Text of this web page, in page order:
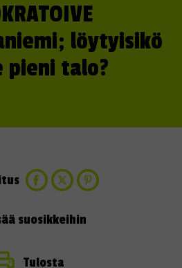
löytyisikö
pieni talo?
suosikkeihin
Tulosta